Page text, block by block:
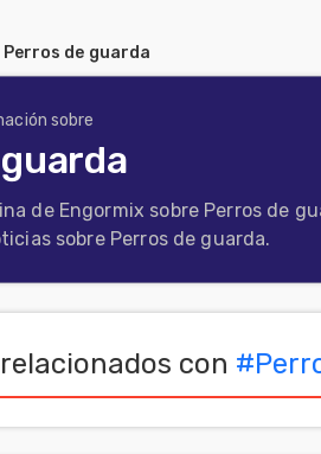
Perros de guarda
sobre
de Engormix sobre Perros de
sobre Perros de guarda.
con #